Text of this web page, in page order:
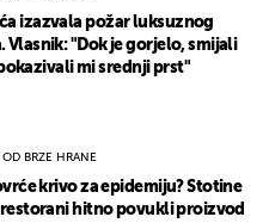
izazvala požar luksuznog
Vlasnik: "Dok je gorjelo, smijali
mi srednji prst"
OD BRZE HRANE
krivo za epidemiju? Stotine
hitno povukli proizvod